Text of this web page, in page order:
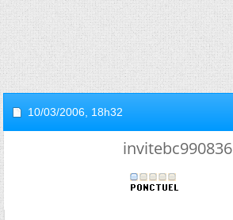
10/03/2006, 18h32
invitebc990836